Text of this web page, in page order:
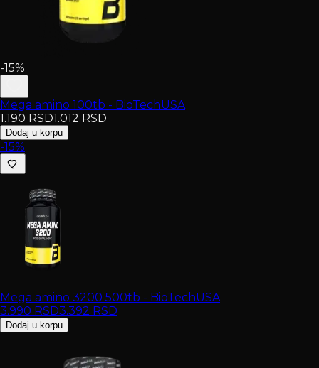
-15%
Mega amino 100tb - BioTechUSA
1.190 RSD1.012 RSD
Dodaj u korpu
-15%
Mega amino 3200 500tb - BioTechUSA
3.990 RSD3.392 RSD
Dodaj u korpu